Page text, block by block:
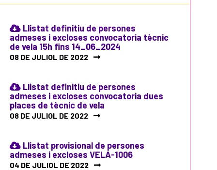
Llistat definitiu de persones
admeses i excloses convocatoria tècnic
de vela 15h fins 14_06_2024
08 DE JULIOL DE 2022
Llistat definitiu de persones
admeses i excloses convocatoria dues
places de tècnic de vela
08 DE JULIOL DE 2022
Llistat provisional de persones
admeses i excloses VELA-1006
04 DE JULIOL DE 2022